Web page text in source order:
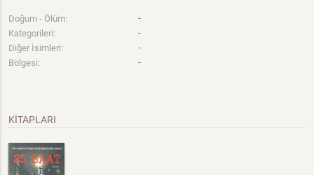
Doğum - Ölüm: -
Kategorileri: -
Diğer İsimleri: -
Bölgesi: -
KİTAPLARI